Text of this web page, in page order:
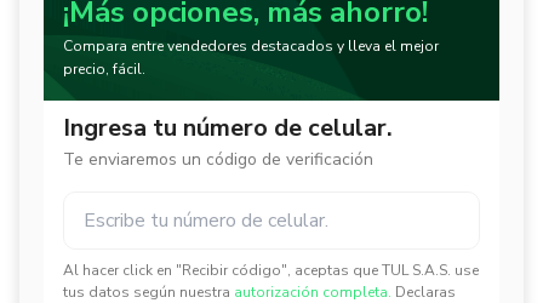
¡Más opciones, más ahorro!
Compara entre vendedores destacados y lleva el mejor
precio, fácil.
Ingresa tu número de celular.
Te enviaremos un código de verificación
Al hacer click en "Recibir código", aceptas que TUL S.A.S. use
tus datos según nuestra autorización completa. Declaras
✕
✕